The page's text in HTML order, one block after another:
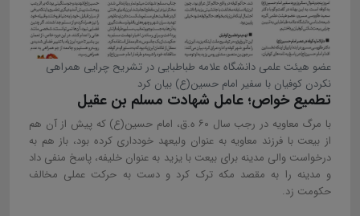
عضو هیئت علمی دانشگاه علامه طباطبایی در تشریح چرایی همراهی
نکردن کوفیان با سفیر امام حسین(ع) بیان کرد
تطمیع خواص؛ عامل شهادت مسلم بن عقیل
با مرگ معاویه در رجب سال ۶۰ ه.ق، امام حسین(ع) که پیش از آن هم
از بیعت با فرزند معاویه به عنوان ولیعهد خودداری کرده بود، باز هم به
درخواست والی مدینه برای بیعت با یزید به عنوان خلیفه، پاسخ منفی داد
و مدینه را به مقصد مکه ترک کرد و دست به حرکت عملی مخالف
حکومت زد.